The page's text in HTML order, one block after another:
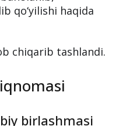
qo‘yilishi haqida
chiqarib tashlandi.
birlashmasi